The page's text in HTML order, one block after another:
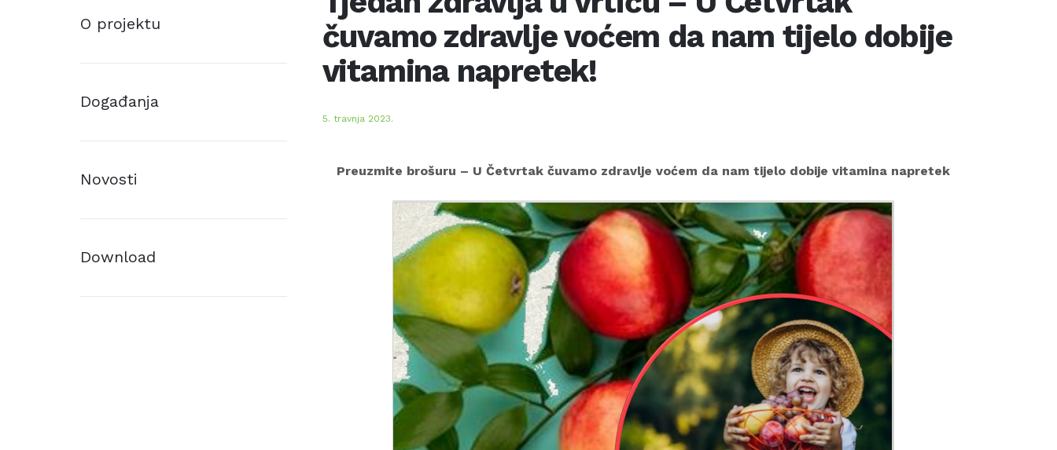
O projektu
Događanja
Novosti
Download
čuvamo zdravlje voćem da nam tijelo dobije
vitamina napretek!
5. travnja 2023.
Preuzmite brošuru – U Četvrtak čuvamo zdravlje voćem da nam tijelo dobije vitamina napretek